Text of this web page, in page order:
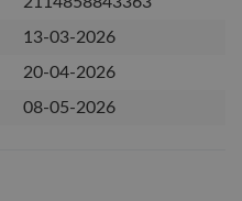
13-03-2026
20-04-2026
08-05-2026